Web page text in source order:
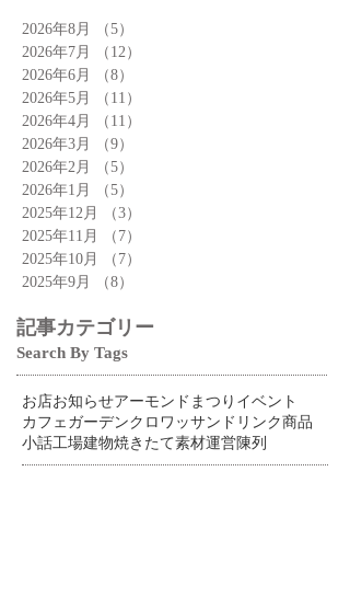
2026年8月 （5）
2026年7月
（12）
2026年6月
（8）
2026年5月
（11）
2026年4月
（11）
2026年3月
（9）
2026年2月
（5）
2026年1月
（5）
2025年12月
（3）
2025年11月
（7）
2025年10月
（7）
2025年9月
（8）
記事カテゴリー
Search By Tags
お店お知らせアーモンドまつり イベント
カフェ ガーデンクロワッサン ドリンク商品
小話工場建物焼きたて素材運営陳列